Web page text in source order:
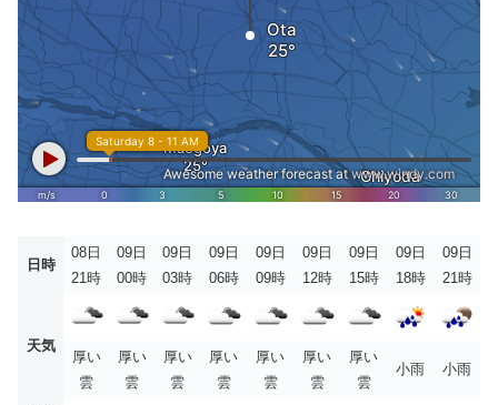
日時
08日
21時
09日
00時
09日
03時
09日
06時
09日
09時
09日
12時
09日
15時
09日
18時
09日
21時
天気
厚い
雲
厚い
雲
厚い
雲
厚い
雲
厚い
雲
厚い
雲
厚い
雲
小雨 小雨